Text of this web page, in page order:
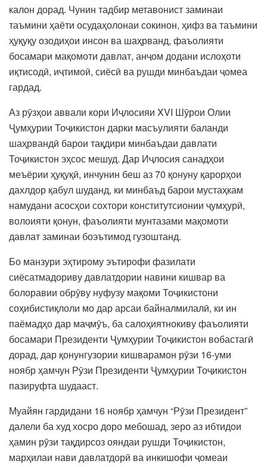
калон дорад. Чунин тадбир метавонист заминаи
таъмини ҳаёти осудаҳолонаи сокинон, ҳифз ва таъмини
ҳуқуқу озодиҳои инсон ва шаҳрванд, фаъолияти
босамари мақомоти давлат, анҷом додани ислоҳоти
иқтисодӣ, иҷтимоӣ, сиёсӣ ва рушди минбаъдаи ҷомеа
гардад.
Аз рӯзҳои аввали кори Иҷлосияи XVI Шӯрои Олии
Ҷумҳурии Тоҷикистон дарки масъулияти баланди
шаҳрвандӣ барои тақдири минбаъдаи давлати
Тоҷикистон эҳсос мешуд. Дар Иҷлосия санадҳои
меъёрии ҳуқуқӣ, инчунин беш аз 70 қонуну қарорҳои
дахлдор қабул шуданд, ки минбаъд барои мустаҳкам
намудани асосҳои сохтори конститутсионии ҷумҳурӣ,
волоияти қонун, фаъолияти мунтазами мақомоти
давлат заминаи боэътимод гузоштанд.
Бо манзури эҳтирому эътирофи фазилати
сиёсатмадориву давлатдории навини кишвар ва
болоравии обрӯву нуфузу мақоми Тоҷикистони
соҳибистиқлоли мо дар арсаи байналмилалӣ, ки ин
паёмадҳо дар маҷмӯъ, ба салоҳиятнокиву фаъолияти
босамари Президенти Ҷумҳурии Тоҷикистон вобастагӣ
дорад, дар қонунгузории кишварамон рӯзи 16-уми
ноябр ҳамчун Рӯзи Президенти Ҷумҳурии Тоҷикистон
пазируфта шудааст.
Муайян гардидани 16 ноябр ҳамчун “Рӯзи Президент”
далели ба худ хосро доро мебошад, зеро аз ибтидои
ҳамин рӯзи тақдирсоз ояндаи рушди Тоҷикистон,
марҳилаи нави давлатдорӣ ва инкишофи ҷомеаи